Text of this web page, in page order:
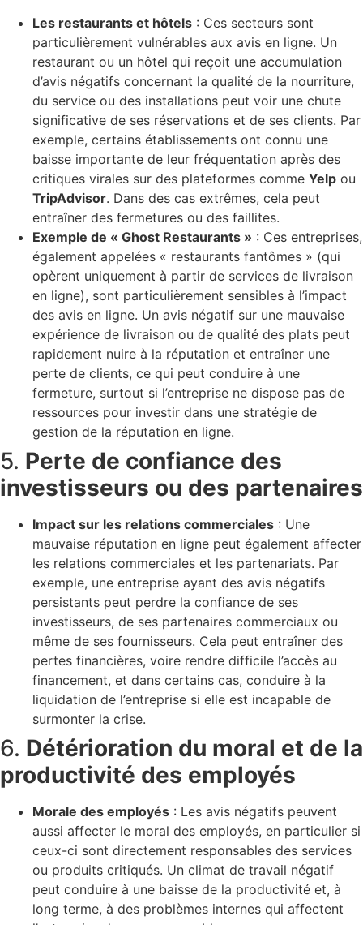
Les restaurants et hôtels : Ces secteurs sont
particulièrement vulnérables aux avis en ligne. Un
restaurant ou un hôtel qui reçoit une accumulation
d’avis négatifs concernant la qualité de la nourriture,
du service ou des installations peut voir une chute
significative de ses réservations et de ses clients. Par
exemple, certains établissements ont connu une
baisse importante de leur fréquentation après des
critiques virales sur des plateformes comme Yelp ou
TripAdvisor. Dans des cas extrêmes, cela peut
entraîner des fermetures ou des faillites.
Exemple de « Ghost Restaurants » : Ces entreprises,
également appelées « restaurants fantômes » (qui
opèrent uniquement à partir de services de livraison
en ligne), sont particulièrement sensibles à l’impact
des avis en ligne. Un avis négatif sur une mauvaise
expérience de livraison ou de qualité des plats peut
rapidement nuire à la réputation et entraîner une
perte de clients, ce qui peut conduire à une
fermeture, surtout si l’entreprise ne dispose pas de
ressources pour investir dans une stratégie de
gestion de la réputation en ligne.
5. Perte de confiance des
investisseurs ou des partenaires
Impact sur les relations commerciales : Une
mauvaise réputation en ligne peut également affecter
les relations commerciales et les partenariats. Par
exemple, une entreprise ayant des avis négatifs
persistants peut perdre la confiance de ses
investisseurs, de ses partenaires commerciaux ou
même de ses fournisseurs. Cela peut entraîner des
pertes financières, voire rendre difficile l’accès au
financement, et dans certains cas, conduire à la
liquidation de l’entreprise si elle est incapable de
surmonter la crise.
6. Détérioration du moral et de la
productivité des employés
Morale des employés : Les avis négatifs peuvent
aussi affecter le moral des employés, en particulier si
ceux-ci sont directement responsables des services
ou produits critiqués. Un climat de travail négatif
peut conduire à une baisse de la productivité et, à
long terme, à des problèmes internes qui affectent